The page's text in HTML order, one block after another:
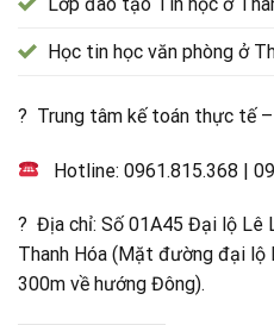
Học tin học văn phòng ở
? Trung tâm kế toán thực tế
Hotline:0961.815.368 |
? Địa chỉ: Số 01A45 Đại lộ Lê
Thanh Hóa (Mặt đường đại lộ
300m về hướng Đông).